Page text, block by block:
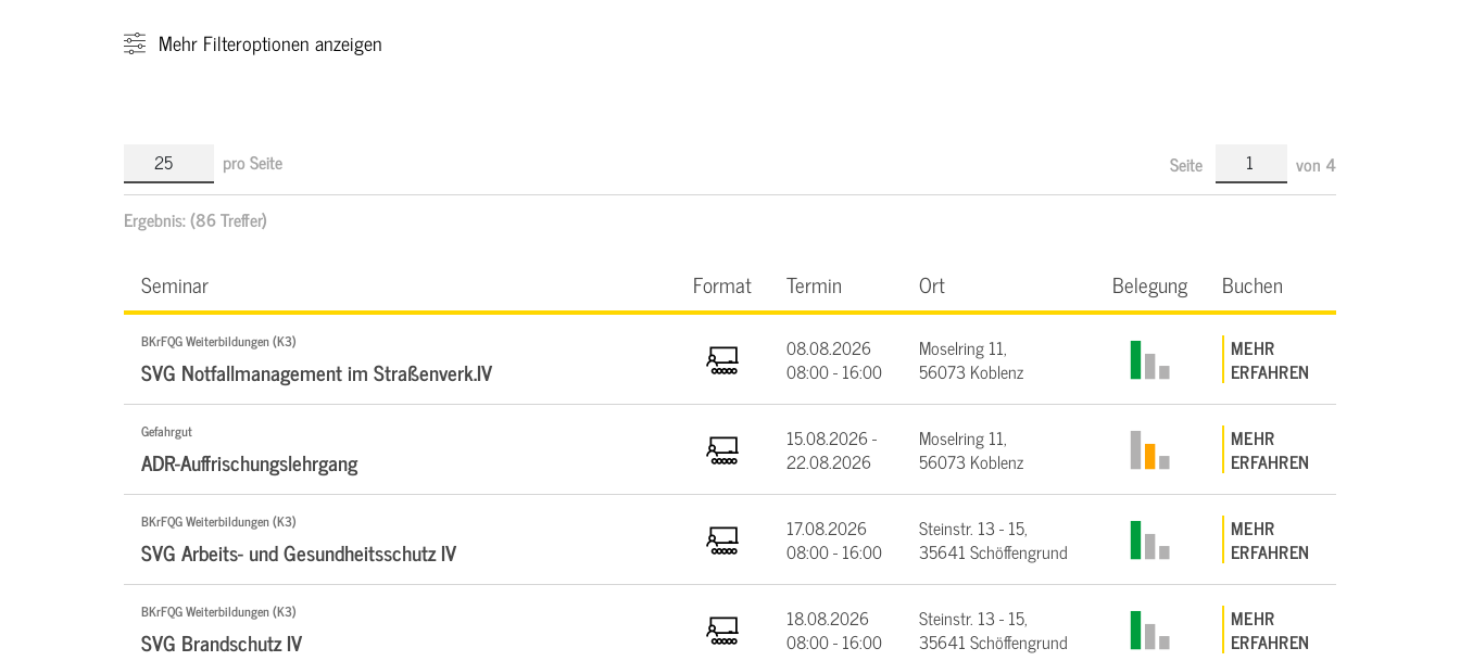
Mehr Filteroptionen anzeigen
pro Seite Seite von 4
Ergebnis:(86 Treffer)
Seminar Format Termin Ort Belegung Buchen
BKrFQG Weiterbildungen (K3)
SVG Notfallmanagement im Straßenverk.IV
08.08.2026
08:00 - 16:00
Moselring 11,
56073 Koblenz
MEHR
ERFAHREN
Gefahrgut
ADR-Auffrischungslehrgang
15.08.2026 -
22.08.2026
Moselring 11,
56073 Koblenz
MEHR
ERFAHREN
BKrFQG Weiterbildungen (K3)
SVG Arbeits- und Gesundheitsschutz IV
17.08.2026
08:00 - 16:00
Steinstr. 13 - 15,
35641 Schöffengrund
MEHR
ERFAHREN
BKrFQG Weiterbildungen (K3)
SVG Brandschutz IV
18.08.2026
08:00 - 16:00
Steinstr. 13 - 15,
35641 Schöffengrund
MEHR
ERFAHREN